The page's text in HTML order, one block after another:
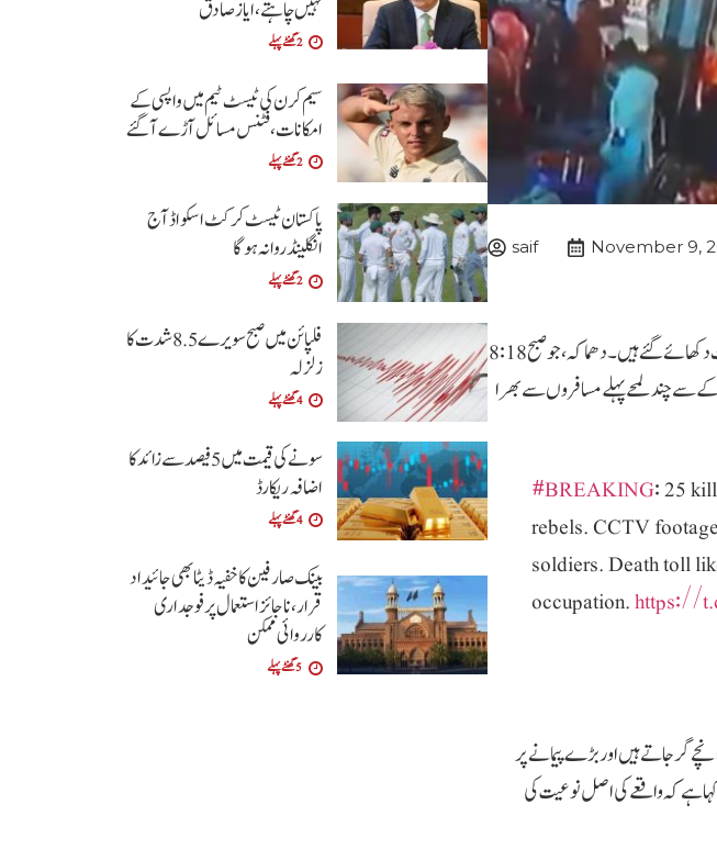
saif November 9,
کوئٹہ (نیوز ڈیسک ) سی سی ٹی وی فوٹیج سامنے آئی ہے جس میں کوئٹہ ریلوے اسٹیشن پر زور دار دھماکے کے تباہ کن لمحات دکھائے گئے ہیں۔ دھماکہ، جو صبح 8:18
سے چند لمحے پہلے مسافروں سے بھرا
#BREAKING: 25
rebels. CCTV
soldiers. Death toll
occupation.https://
گر جاتے ہیں اور بڑے پیمانے پر
ہے کہ واقعے کی اصل نوعیت کی
نہیں چاہتے،ایاز صادق
2 گھنٹے پہلے
سیم کرن کی ٹیسٹ ٹیم میں واپسی کے
امکانات،فٹنس مسائل آڑے آگئے
2 گھنٹے پہلے
پاکستان ٹیسٹ کرکٹ اسکواڈ آج
انگلینڈ روانہ ہوگا
2 گھنٹے پہلے
فلپائن میں صبح سویرے 5 .8 شدت کا
زلزلہ
4 گھنٹے پہلے
سونے کی قیمت میں 5 فیصد سے زائد کا
اضافہ ریکارڈ
4 گھنٹے پہلے
بینک صارفین کا خفیہ ڈیٹا بھی جائیداد
قرار،ناجائز استعمال پر فوجداری
کارروائی ممکن
5 گھنٹے پہلے